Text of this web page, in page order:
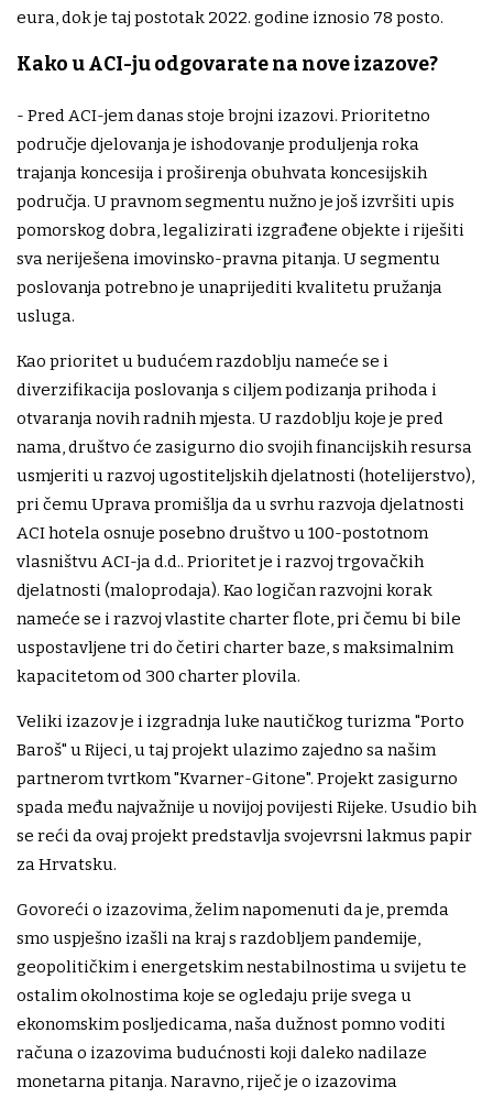
eura, dok je taj postotak 2022. godine iznosio 78 posto.
Kako u ACI-ju odgovarate na nove izazove?
- Pred ACI-jem danas stoje brojni izazovi. Prioritetno
područje djelovanja je ishodovanje produljenja roka
trajanja koncesija i proširenja obuhvata koncesijskih
područja. U pravnom segmentu nužno je još izvršiti upis
pomorskog dobra, legalizirati izgrađene objekte i riješiti
sva neriješena imovinsko-pravna pitanja. U segmentu
poslovanja potrebno je unaprijediti kvalitetu pružanja
usluga.
Kao prioritet u budućem razdoblju nameće se i
diverzifikacija poslovanja s ciljem podizanja prihoda i
otvaranja novih radnih mjesta. U razdoblju koje je pred
nama, društvo će zasigurno dio svojih financijskih resursa
usmjeriti u razvoj ugostiteljskih djelatnosti (hotelijerstvo),
pri čemu Uprava promišlja da u svrhu razvoja djelatnosti
ACI hotela osnuje posebno društvo u 100-postotnom
vlasništvu ACI-ja d.d.. Prioritet je i razvoj trgovačkih
djelatnosti (maloprodaja). Kao logičan razvojni korak
nameće se i razvoj vlastite charter flote, pri čemu bi bile
uspostavljene tri do četiri charter baze, s maksimalnim
kapacitetom od 300 charter plovila.
Veliki izazov je i izgradnja luke nautičkog turizma "Porto
Baroš" u Rijeci, u taj projekt ulazimo zajedno sa našim
partnerom tvrtkom "Kvarner-Gitone". Projekt zasigurno
spada među najvažnije u novijoj povijesti Rijeke. Usudio bih
se reći da ovaj projekt predstavlja svojevrsni lakmus papir
za Hrvatsku.
Govoreći o izazovima, želim napomenuti da je, premda
smo uspješno izašli na kraj s razdobljem pandemije,
geopolitičkim i energetskim nestabilnostima u svijetu te
ostalim okolnostima koje se ogledaju prije svega u
ekonomskim posljedicama, naša dužnost pomno voditi
računa o izazovima budućnosti koji daleko nadilaze
monetarna pitanja. Naravno, riječ je o izazovima